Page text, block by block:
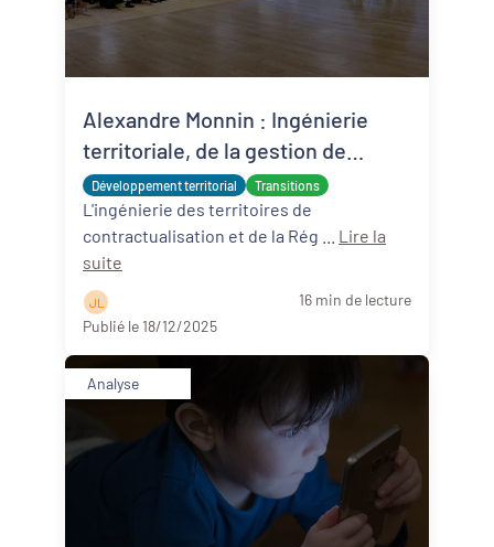
Développement territorial Transitions
Alexandre Monnin : Ingénierie
territoriale, de la gestion de
projets à la redirection écologique
L'ingénierie des territoires de
Lire la
suite
J L
16 min de lecture
Publié le 18/12/2025
Analyse